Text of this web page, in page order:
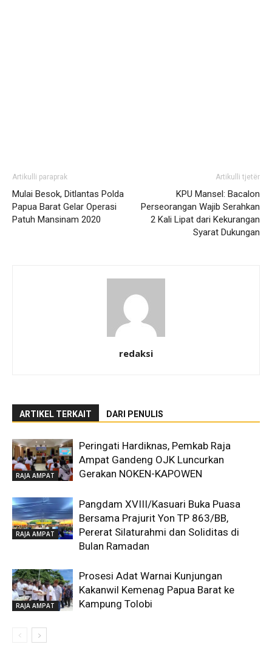
Artikulli paraprak
Mulai Besok, Ditlantas Polda
Papua Barat Gelar Operasi
Patuh Mansinam 2020
Artikulli tjetër
KPU Mansel: Bacalon
Perseorangan Wajib Serahkan
2 Kali Lipat dari Kekurangan
Syarat Dukungan
redaksi
ARTIKEL TERKAIT DARI PENULIS
RAJA AMPAT
Peringati Hardiknas, Pemkab Raja
Ampat Gandeng OJK Luncurkan
Gerakan NOKEN-KAPOWEN
RAJA AMPAT
Pangdam XVIII/Kasuari Buka Puasa
Bersama Prajurit Yon TP 863/BB,
Pererat Silaturahmi dan Soliditas di
Bulan Ramadan
RAJA AMPAT
Prosesi Adat Warnai Kunjungan
Kakanwil Kemenag Papua Barat ke
Kampung Tolobi